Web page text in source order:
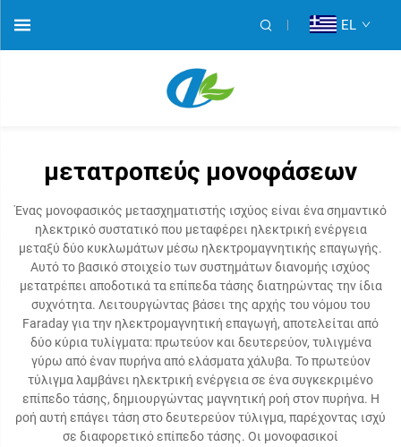
EL
μετατροπεύς μονοφάσεων
Ένας μονοφασικός μετασχηματιστής ισχύος είναι ένα σημαντικό
ηλεκτρικό συστατικό που μεταφέρει ηλεκτρική ενέργεια
μεταξύ δύο κυκλωμάτων μέσω ηλεκτρομαγνητικής επαγωγής.
Αυτό το βασικό στοιχείο των συστημάτων διανομής ισχύος
μετατρέπει αποδοτικά τα επίπεδα τάσης διατηρώντας την ίδια
συχνότητα. Λειτουργώντας βάσει της αρχής του νόμου του
Faraday για την ηλεκτρομαγνητική επαγωγή, αποτελείται από
δύο κύρια τυλίγματα: πρωτεύον και δευτερεύον, τυλιγμένα
γύρω από έναν πυρήνα από ελάσματα χάλυβα. Το πρωτεύον
τύλιγμα λαμβάνει ηλεκτρική ενέργεια σε ένα συγκεκριμένο
επίπεδο τάσης, δημιουργώντας μαγνητική ροή στον πυρήνα. Η
ροή αυτή επάγει τάση στο δευτερεύον τύλιγμα, παρέχοντας ισχύ
σε διαφορετικό επίπεδο τάσης. Οι μονοφασικοί